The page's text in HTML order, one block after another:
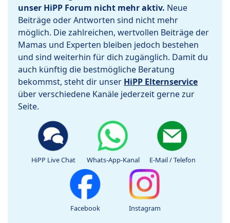
unser HiPP Forum nicht mehr aktiv. Neue
Beiträge oder Antworten sind nicht mehr
möglich. Die zahlreichen, wertvollen Beiträge der
Mamas und Experten bleiben jedoch bestehen
und sind weiterhin für dich zugänglich. Damit du
auch künftig die bestmögliche Beratung
bekommst, steht dir unser HiPP Elternservice
über verschiedene Kanäle jederzeit gerne zur
Seite.
HiPP Live Chat Whats-App-Kanal E-Mail / Telefon
Facebook Instagram